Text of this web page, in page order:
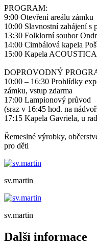
PROGRAM:
9:00 Otevření areálu zámku
10:00 Slavnostní zahájení s
13:30 Folklorní soubor
14:00 Cimbálová kapela
15:00 Kapela ACOUSTICA
DOPROVODNÝ
10:00 – 16:30 Prohlídky
zámku, vstup zdarma
17:00 Lampionový průvod
(sraz v 16:45 hod. na
17:15 Kapela Gavriela, u
Řemeslné výrobky,
pro děti
sv.martin
sv.martin
Další informace